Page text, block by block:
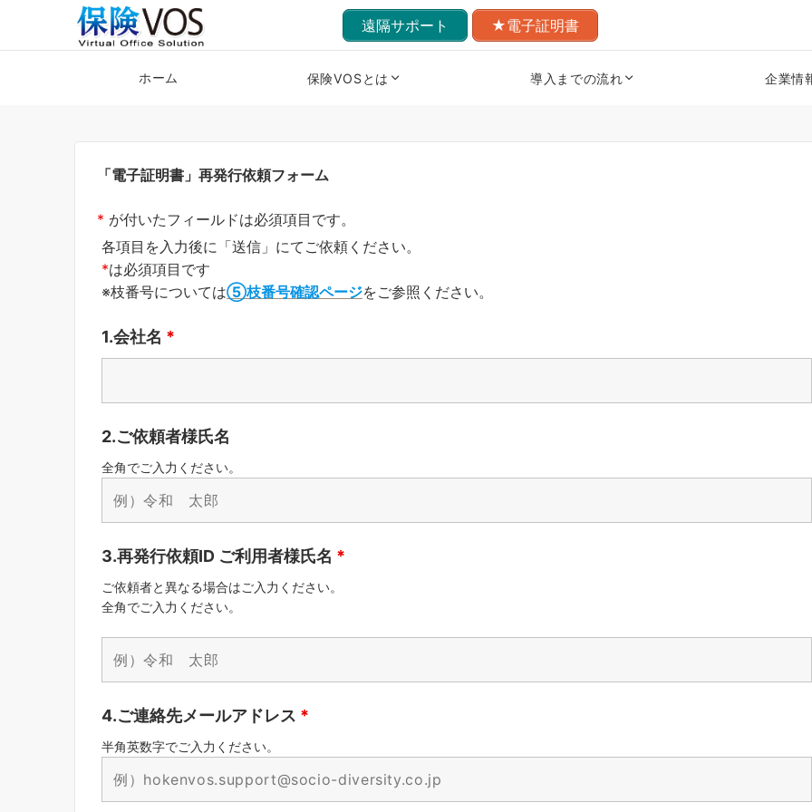
遠隔サポート ★電子証明書
ホーム 保険VOSとは 導入までの流れ 企業情
「電子証明書」再発行依頼フォーム
* が付いたフィールドは必須項目です。
各項目を入力後に「送信」にてご依頼ください。
*は必須項目です
※枝番号については⑤枝番号確認ページをご参照ください。
1.会社名 *
2.ご依頼者様氏名
全角でご入力ください。
3.再発行依頼ID ご利用者様氏名 *
ご依頼者と異なる場合はご入力ください。
全角でご入力ください。
4.ご連絡先メールアドレス *
半角英数字でご入力ください。